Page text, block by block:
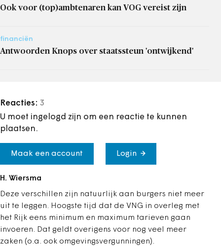
Ook voor (top)ambtenaren kan VOG vereist zijn
financiën
Antwoorden Knops over staatssteun 'ontwijkend'
Reacties: 3
U moet ingelogd zijn om een reactie te kunnen
plaatsen.
Maak een account Login
H. Wiersma
Deze verschillen zijn natuurlijk aan burgers niet meer
uit te leggen. Hoogste tijd dat de VNG in overleg met
het Rijk eens minimum en maximum tarieven gaan
invoeren. Dat geldt overigens voor nog veel meer
zaken (o.a. ook omgevingsvergunningen).